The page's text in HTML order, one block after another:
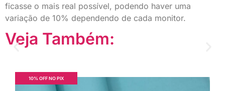
ficasse o mais real possível, podendo haver uma
variação de 10% dependendo de cada monitor.
Veja Também:
10% OFF NO PIX